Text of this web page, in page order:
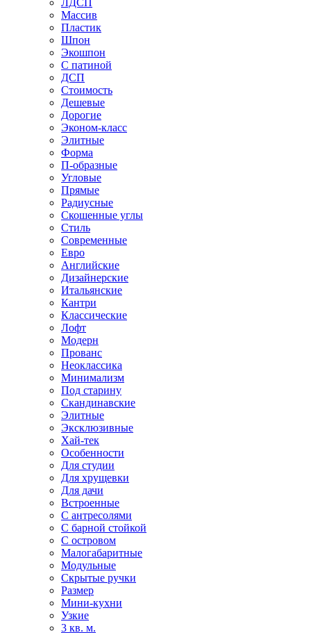
ЛДСП
Массив
Пластик
Шпон
Экошпон
С патиной
ДСП
Стоимость
Дешевые
Дорогие
Эконом-класс
Элитные
Форма
П-образные
Угловые
Прямые
Радиусные
Скошенные углы
Стиль
Современные
Евро
Английские
Дизайнерские
Итальянские
Кантри
Классические
Лофт
Модерн
Прованс
Неоклассика
Минимализм
Под старину
Скандинавские
Элитные
Эксклюзивные
Хай-тек
Особенности
Для студии
Для хрущевки
Для дачи
Встроенные
С антресолями
С барной стойкой
С островом
Малогабаритные
Модульные
Скрытые ручки
Размер
Мини-кухни
Узкие
3 кв. м.